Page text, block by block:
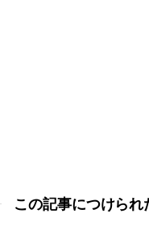
この記事につけら